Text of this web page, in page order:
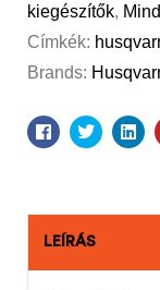
kiegészítők,
Címkék:
Brands:
Facebook
Twitter
LEÍRÁS